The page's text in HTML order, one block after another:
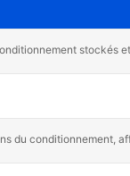
stockés
du conditionnement,